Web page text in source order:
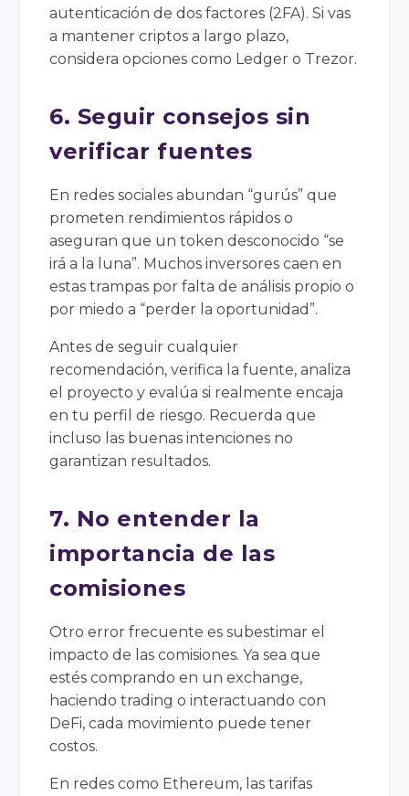
autenticación de dos factores (2FA). Si vas
a mantener criptos a largo plazo,
considera opciones como Ledger o Trezor.
6. Seguir consejos sin
verificar fuentes
En redes sociales abundan “gurús” que
prometen rendimientos rápidos o
aseguran que un token desconocido “se
irá a la luna”. Muchos inversores caen en
estas trampas por falta de análisis propio o
por miedo a “perder la oportunidad”.
Antes de seguir cualquier
recomendación, verifica la fuente, analiza
el proyecto y evalúa si realmente encaja
en tu perfil de riesgo. Recuerda que
incluso las buenas intenciones no
garantizan resultados.
7. No entender la
importancia de las
comisiones
Otro error frecuente es subestimar el
impacto de las comisiones. Ya sea que
estés comprando en un exchange,
haciendo trading o interactuando con
DeFi, cada movimiento puede tener
costos.
En redes como Ethereum, las tarifas